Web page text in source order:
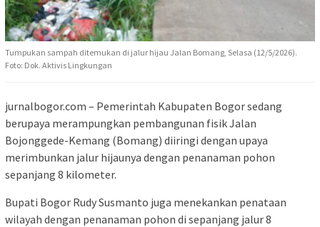
Tumpukan sampah ditemukan di jalur hijau Jalan Bomang, Selasa (12/5/2026).
Foto: Dok. Aktivis Lingkungan
jurnalbogor.com – Pemerintah Kabupaten Bogor sedang
berupaya merampungkan pembangunan fisik Jalan
Bojonggede-Kemang (Bomang) diiringi dengan upaya
merimbunkan jalur hijaunya dengan penanaman pohon
sepanjang 8 kilometer.
Bupati Bogor Rudy Susmanto juga menekankan penataan
wilayah dengan penanaman pohon di sepanjang jalur 8